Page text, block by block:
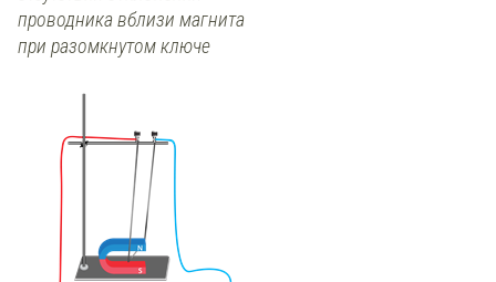
проводника вблизи магнита
при разомкнутом ключе